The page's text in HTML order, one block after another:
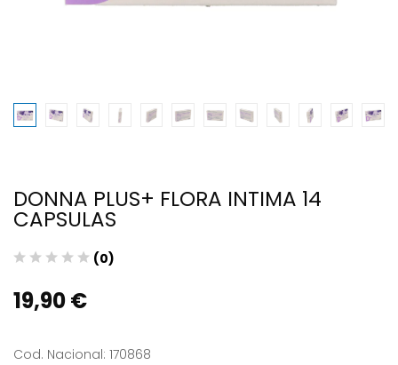
DONNA PLUS+ FLORA INTIMA 14
CAPSULAS
(0)
19,90 €
Cod. Nacional: 170868